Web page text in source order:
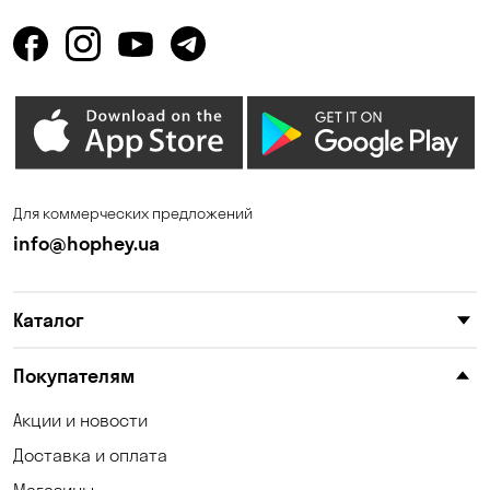
Горишние Плавни
Елизаветовка Зазимье
Калиновка
Киев
Княжичи
Коцюбинское
Для коммерческих предложений
info@hophey.ua
Каталог
Покупателям
Акции и новости
Доставка и оплата